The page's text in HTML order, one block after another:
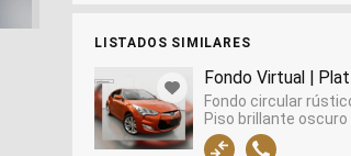
LISTADOS SIMILARES
Fondo Virtual |
Fondo circular
Piso brillante oscuro